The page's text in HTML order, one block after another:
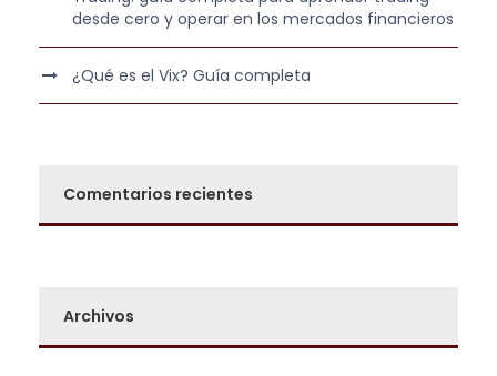
desde cero y operar en los mercados financieros
¿Qué es el Vix? Guía completa
Comentarios recientes
Archivos